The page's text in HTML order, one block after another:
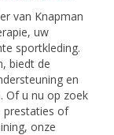
van Knapman
uw
sportkleding.
biedt de
en
Of u nu op zoek
prestaties of
onze